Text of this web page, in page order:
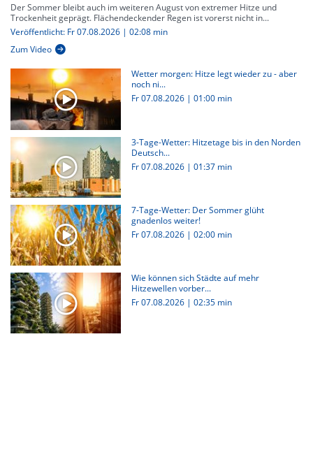
Der Sommer bleibt auch im weiteren August von extremer Hitze und
Trockenheit geprägt. Flächendeckender Regen ist vorerst nicht in...
Veröffentlicht: Fr 07.08.2026 | 02:08 min
Zum Video
Wetter morgen: Hitze legt wieder zu - aber
noch ni...
Fr 07.08.2026 | 01:00 min
3-Tage-Wetter: Hitzetage bis in den Norden
Deutsch...
Fr 07.08.2026 | 01:37 min
7-Tage-Wetter: Der Sommer glüht
gnadenlos weiter!
Fr 07.08.2026 | 02:00 min
Wie können sich Städte auf mehr
Hitzewellen vorber...
Fr 07.08.2026 | 02:35 min